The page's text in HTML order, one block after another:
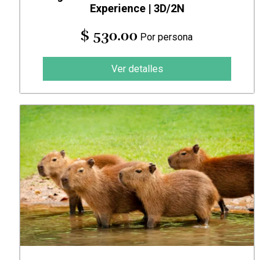
Experience | 3D/2N
$ 530.00 Por persona
Ver detalles